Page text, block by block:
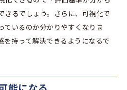
きるでしょう。さらに、可視化で
ているのか分かりやすくなりま
を持って解決できるようになるで